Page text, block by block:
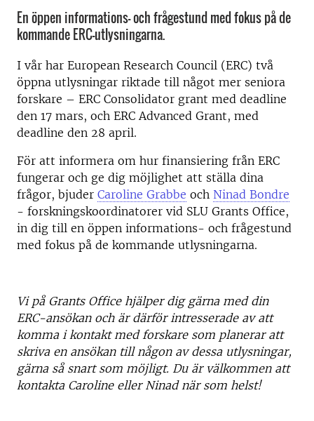
En öppen informations- och frågestund med fokus på de
kommande ERC-utlysningarna.
I vår har European Research Council (ERC) två
öppna utlysningar riktade till något mer seniora
forskare – ERC Consolidator grant med deadline
den 17 mars, och ERC Advanced Grant, med
deadline den 28 april.
För att informera om hur finansiering från ERC
fungerar och ge dig möjlighet att ställa dina
frågor, bjuder Caroline Grabbe och Ninad Bondre
- forskningskoordinatorer vid SLU Grants Office,
in dig till en öppen informations- och frågestund
med fokus på de kommande utlysningarna.
Vi på Grants Office hjälper dig gärna med din
ERC-ansökan och är därför intresserade av att
komma i kontakt med forskare som planerar att
skriva en ansökan till någon av dessa utlysningar,
gärna så snart som möjligt. Du är välkommen att
kontakta Caroline eller Ninad när som helst!